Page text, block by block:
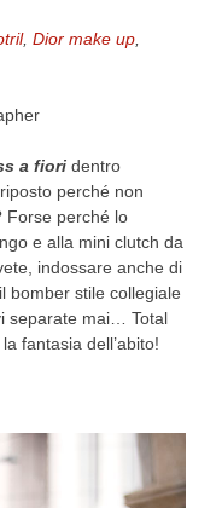
, Dior make up
a fiori dentro
perché non
Forse perché lo
e alla mini clutch da
indossare anche di
bomber stile collegiale
separate mai… Total
fantasia dell’abito!